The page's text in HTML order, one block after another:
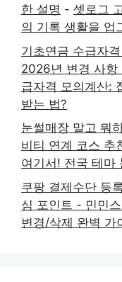
한 설명 - 셋로그
의 기록 생활을 업
기초연금 수급자
2026년 변경 사
급자격 모의계산:
받는 법?
눈썰매장 말고 뭐
비티 연계 코스 추
여기서! 전국 테마
쿠팡 결제수단 등
심 포인트 - 민민
변경/삭제 완벽 가